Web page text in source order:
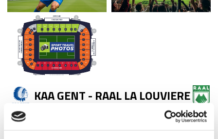
KAA GENT - RAAL LA LOUVIERE